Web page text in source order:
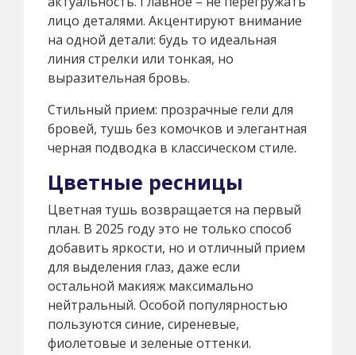
лицо деталями. Акцентируют внимание
на одной детали: будь то идеальная
линия стрелки или тонкая, но
выразительная бровь.
Стильный прием: прозрачные гели для
бровей, тушь без комочков и элегантная
черная подводка в классическом стиле.
Цветные ресницы
Цветная тушь возвращается на первый
план. В 2025 году это не только способ
добавить яркости, но и отличный прием
для выделения глаз, даже если
остальной макияж максимально
нейтральный. Особой популярностью
пользуются синие, сиреневые,
фиолетовые и зеленые оттенки.